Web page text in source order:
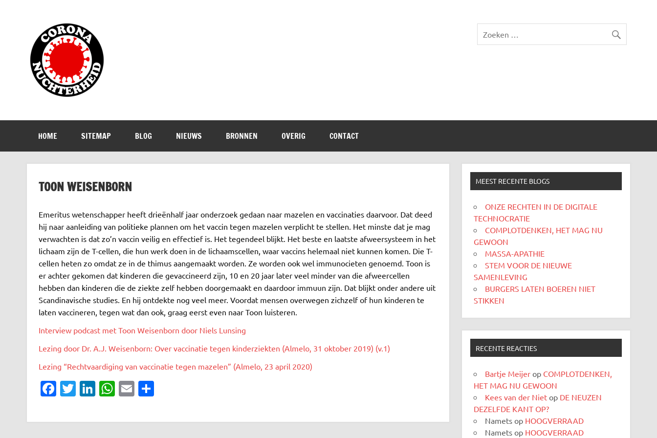
HOME SITEMAP BLOG NIEUWS BRONNEN OVERIG CONTACT
TOON WEISENBORN
Emeritus wetenschapper heeft drieënhalf jaar onderzoek gedaan naar mazelen en vaccinaties daarvoor. Dat deed
hij naar aanleiding van politieke plannen om het vaccin tegen mazelen verplicht te stellen. Het minste dat je mag
verwachten is dat zo’n vaccin veilig en effectief is. Het tegendeel blijkt. Het beste en laatste afweersysteem in het
lichaam zijn de T-cellen, die hun werk doen in de lichaamscellen, waar vaccins helemaal niet kunnen komen. Die T-
cellen heten zo omdat ze in de thimus aangemaakt worden. Ze worden ook wel immunocieten genoemd. Toon is
er achter gekomen dat kinderen die gevaccineerd zijn, 10 en 20 jaar later veel minder van die afweercellen
hebben dan kinderen die de ziekte zelf hebben doorgemaakt en daardoor immuun zijn. Dat blijkt onder andere uit
Scandinavische studies. En hij ontdekte nog veel meer. Voordat mensen overwegen zichzelf of hun kinderen te
laten vaccineren, tegen wat dan ook, graag eerst even naar Toon luisteren.
Interview podcast met Toon Weisenborn door Niels Lunsing
Lezing door Dr. A.J. Weisenborn: Over vaccinatie tegen kinderziekten (Almelo, 31 oktober 2019) (v.1)
Lezing “Rechtvaardiging van vaccinatie tegen mazelen” (Almelo, 23 april 2020)
Fa
e
T
it
Li
k
W
at
E
ai
D
e
MEEST RECENTE BLOGS
ONZE RECHTEN IN DE DIGITALE
TECHNOCRATIE
COMPLOTDENKEN, HET MAG NU
GEWOON
MASSA-APATHIE
STEM VOOR DE NIEUWE
SAMENLEVING
BURGERS LATEN BOEREN NIET
STIKKEN
RECENTE REACTIES
Bartje Meijer op COMPLOTDENKEN,
HET MAG NU GEWOON
Kees van der Niet op DE NEUZEN
DEZELFDE KANT OP?
Namets op HOOGVERRAAD
Namets op HOOGVERRAAD